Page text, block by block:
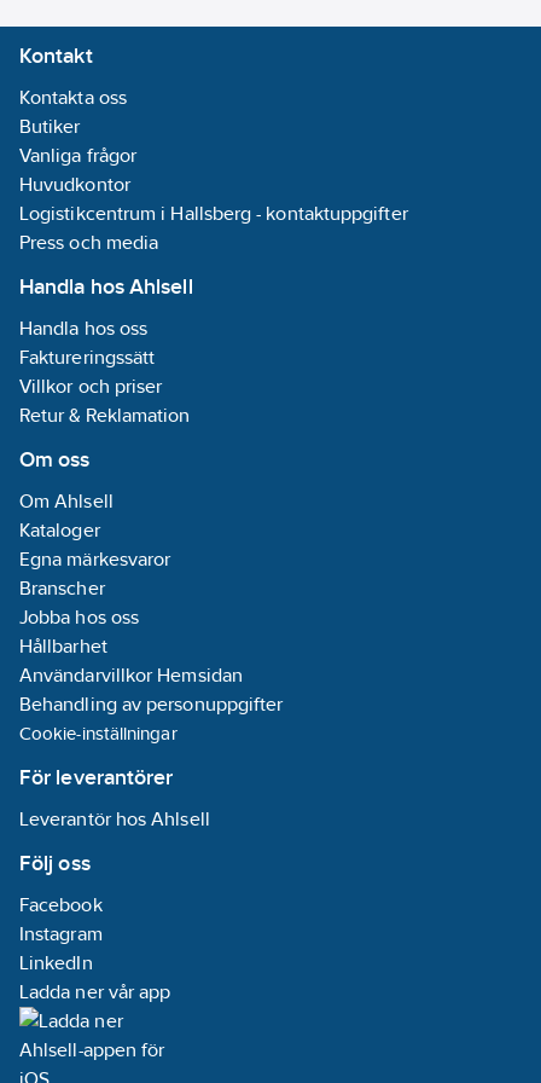
Kontakt
Kontakta oss
Butiker
Vanliga frågor
Huvudkontor
Logistikcentrum i Hallsberg - kontaktuppgifter
Press och media
Handla hos Ahlsell
Handla hos oss
Faktureringssätt
Villkor och priser
Retur & Reklamation
Om oss
Om Ahlsell
Kataloger
Egna märkesvaror
Branscher
Jobba hos oss
Hållbarhet
Användarvillkor Hemsidan
Behandling av personuppgifter
Cookie-inställningar
För leverantörer
Leverantör hos Ahlsell
Följ oss
Facebook
Instagram
LinkedIn
Ladda ner vår app